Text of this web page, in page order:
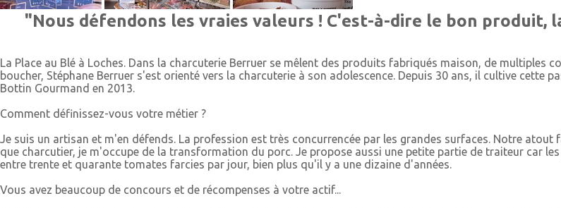
"Nous défendons les vraies valeurs ! C'est-à-dire le bon
La Place au Blé à Loches. Dans la charcuterie Berruer se mêlent des produits fabriqués maison, de multiples
boucher, Stéphane Berruer s'est orienté vers la charcuterie à son adolescence. Depuis 30 ans, il cultive cette
Bottin Gourmand en 2013.
Comment définissez-vous votre métier ?
Je suis un artisan et m'en défends. La profession est très concurrencée par les grandes surfaces. Notre
que charcutier, je m'occupe de la transformation du porc. Je propose aussi une petite partie de traiteur car
entre trente et quarante tomates farcies par jour, bien plus qu'il y a une dizaine d'années.
Vous avez beaucoup de concours et de récompenses à votre actif...